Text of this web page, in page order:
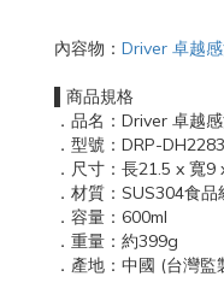
內容物： Driver 卓越
▌商品規格
．品名：Driver 卓越
．型號：DRP-DH2283
．尺寸：長21.5 x 寬9
．材質：SUS304食
．容量：600ml
．重量：約399g
．產地：中國 (台灣監